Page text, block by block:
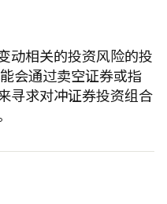
动相关的投资风险的投
会通过卖空证券或指
寻求对冲证券投资组合